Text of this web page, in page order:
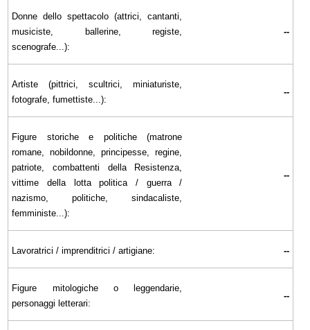
Donne dello spettacolo (attrici, cantanti,
musiciste, ballerine, registe,
scenografe...):
--
Artiste (pittrici, scultrici, miniaturiste,
fotografe, fumettiste...):
--
Figure storiche e politiche (matrone
romane, nobildonne, principesse, regine,
patriote, combattenti della Resistenza,
vittime della lotta politica / guerra /
nazismo, politiche, sindacaliste,
femministe...):
--
Lavoratrici / imprenditrici / artigiane: --
Figure mitologiche o leggendarie,
personaggi letterari:
--